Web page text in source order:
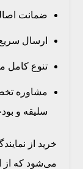
ضمانت
ارسال
تنوع کامل
مشاوره
سلیقه و
خرید از
می‌شود که از